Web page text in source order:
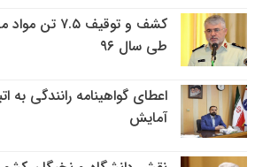
کشف و توقیف
طی سال ۹۶
اعطای گواهینامه رانندگی به
آمایش